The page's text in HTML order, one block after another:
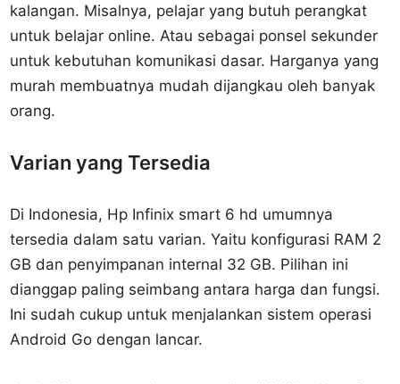
kalangan. Misalnya, pelajar yang butuh perangkat
untuk belajar online. Atau sebagai ponsel sekunder
untuk kebutuhan komunikasi dasar. Harganya yang
murah membuatnya mudah dijangkau oleh banyak
orang.
Varian yang Tersedia
Di Indonesia, Hp Infinix smart 6 hd umumnya
tersedia dalam satu varian. Yaitu konfigurasi RAM 2
GB dan penyimpanan internal 32 GB. Pilihan ini
dianggap paling seimbang antara harga dan fungsi.
Ini sudah cukup untuk menjalankan sistem operasi
Android Go dengan lancar.